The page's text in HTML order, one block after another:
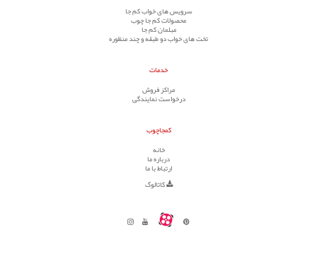
سرویس های خواب کم جا
محصولات کم جا چوب
مبلمان کم جا
تخت های خواب دو طبقه و چند منظوره
خدمات
مراکز فروش
درخواست نمایندگی
کمجاچوب
خانه
درباره ما
ارتباط با ما
کاتالوگ